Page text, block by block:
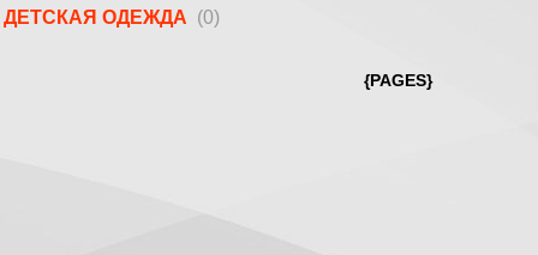
ДЕТСКАЯ ОДЕЖДА (0)
{PAGES}